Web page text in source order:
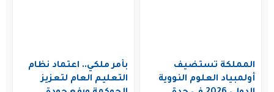
المملكة تستضيف
أولمبياد العلوم النووية
بأمر ملكي.. اعتماد نظام
التعليم العام لتعزيز